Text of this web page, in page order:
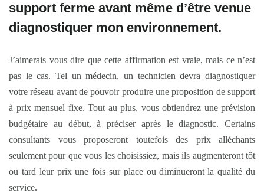
support ferme avant même d’être venue
diagnostiquer mon environnement.
J’aimerais vous dire que cette affirmation est vraie, mais ce n’est
pas le cas. Tel un médecin, un technicien devra diagnostiquer
votre réseau avant de pouvoir produire une proposition de support
à prix mensuel fixe. Tout au plus, vous obtiendrez une prévision
budgétaire au début, à préciser après le diagnostic. Certains
consultants vous proposeront toutefois des prix alléchants
seulement pour que vous les choisissiez, mais ils augmenteront tôt
ou tard leur prix une fois sur place ou diminueront la qualité du
service.